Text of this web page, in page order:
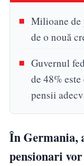
Milioane de
de o nouă
Guvernul
de 48%
pensii
În Germania,
pensionari